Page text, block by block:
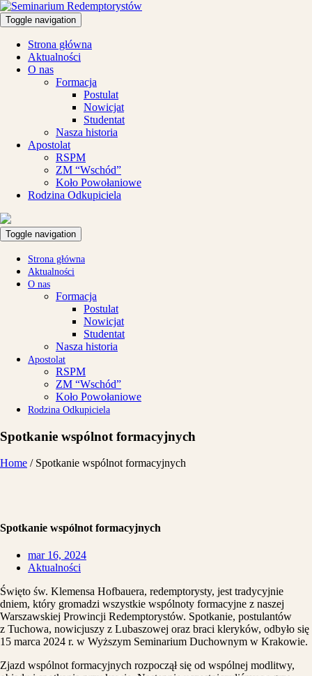
Toggle navigation
Strona główna
Aktualności
O nas
Formacja
Postulat
Nowicjat
Studentat
Nasza historia
Apostolat
RSPM
ZM “Wschód”
Koło Powołaniowe
Rodzina Odkupiciela
Toggle navigation
Strona główna
Aktualności
O nas
Formacja
Postulat
Nowicjat
Studentat
Nasza historia
Apostolat
RSPM
ZM “Wschód”
Koło Powołaniowe
Rodzina Odkupiciela
Spotkanie wspólnot formacyjnych
Home / Spotkanie wspólnot formacyjnych
Spotkanie wspólnot formacyjnych
mar 16, 2024
Aktualności
Święto św. Klemensa Hofbauera, redemptorysty, jest tradycyjnie
dniem, który gromadzi wszystkie wspólnoty formacyjne z naszej
Warszawskiej Prowincji Redemptorystów. Spotkanie, postulantów
z Tuchowa, nowicjuszy z Lubaszowej oraz braci kleryków, odbyło się
15 marca 2024 r. w Wyższym Seminarium Duchownym w Krakowie.
Zjazd wspólnot formacyjnych rozpoczął się od wspólnej modlitwy,